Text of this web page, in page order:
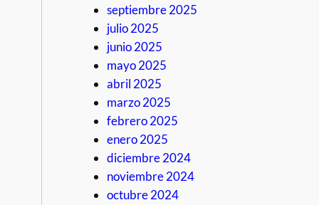
septiembre 2025
julio 2025
junio 2025
mayo 2025
abril 2025
marzo 2025
febrero 2025
enero 2025
diciembre 2024
noviembre 2024
octubre 2024